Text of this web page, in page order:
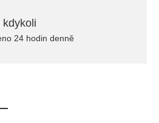
kdykoli
24 hodin denně